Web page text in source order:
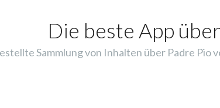
Die beste App
Sammlung von Inhalten über Padre Pio